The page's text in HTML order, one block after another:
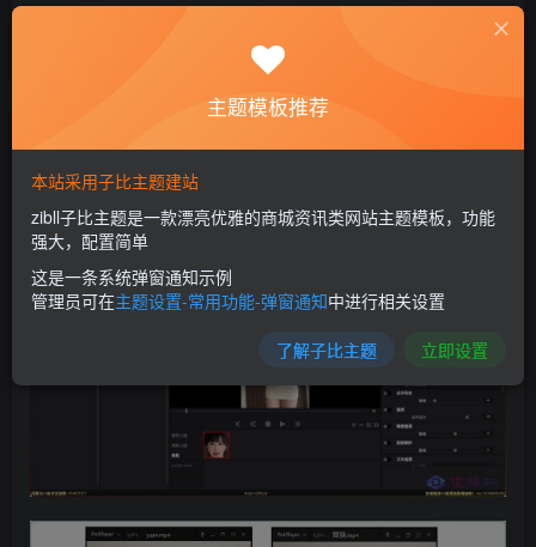
简简单单，可以图片换脸和视频换脸，速度很快，有需要的
可以试试，只可以自己玩玩，不要随便瞎换，容易出事。
下载好压缩包，解压出来，双击start启动Rope换脸工具，即
可使用。
主题模板推荐
本站采用子比主题建站
zibll子比主题是一款漂亮优雅的商城资讯类网站主题模板，功能
强大，配置简单
这是一条系统弹窗通知示例
管理员可在主题设置-常用功能-弹窗通知中进行相关设置
了解子比主题 立即设置